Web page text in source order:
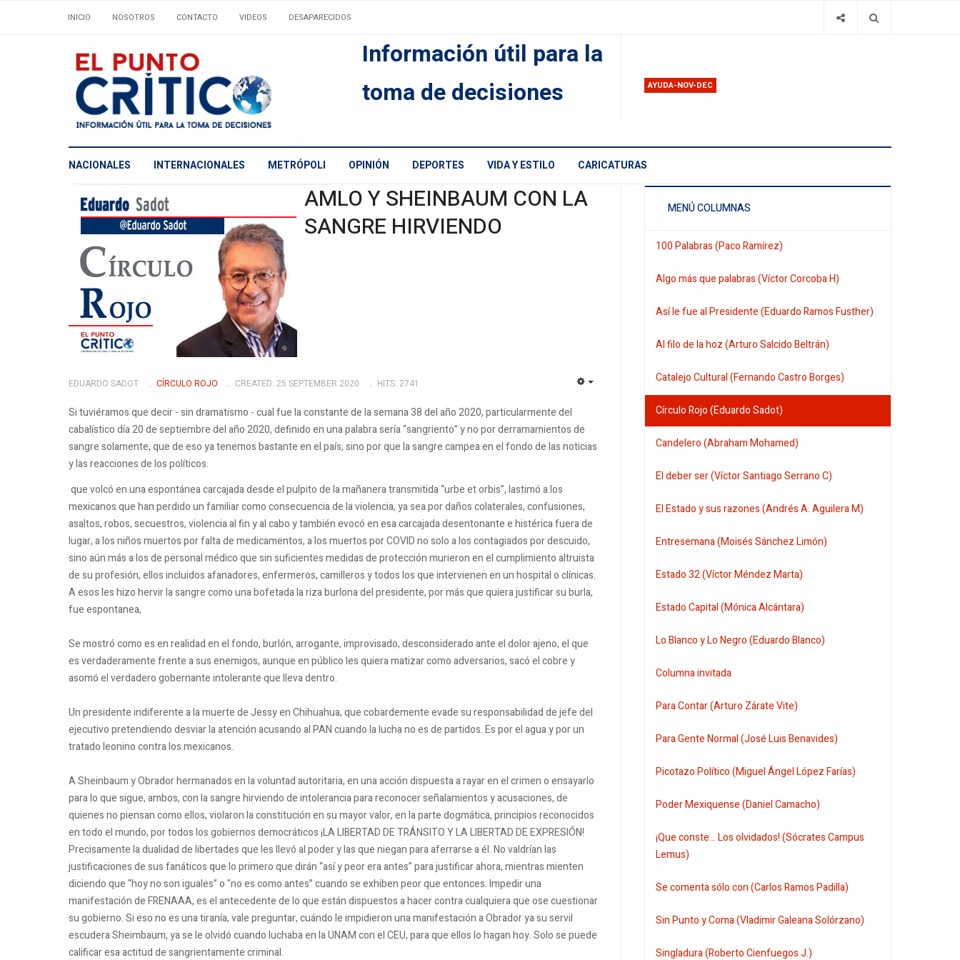
INICIO NOSOTROS CONTACTO VIDEOS DESAPARECIDOS
Información útil para la
toma de decisiones
AYUDA-NOV-DEC
NACIONALES INTERNACIONALES METRÓPOLI OPINIÓN DEPORTES VIDA Y ESTILO CARICATURAS
AMLO Y SHEINBAUM CON LA
SANGRE HIRVIENDO
EDUARDO SADOT CÍRCULO ROJO CREATED: 25 SEPTEMBER 2020 HITS: 2741
Si tuviéramos que decir - sin dramatismo - cual fue la constante de la semana 38 del año 2020, particularmente del
cabalístico día 20 de septiembre del año 2020, definido en una palabra sería “sangriento” y no por derramamientos de
sangre solamente, que de eso ya tenemos bastante en el país, sino por que la sangre campea en el fondo de las noticias
y las reacciones de los políticos.
que volcó en una espontánea carcajada desde el pulpito de la mañanera transmitida “urbe et orbis”, lastimó a los
mexicanos que han perdido un familiar como consecuencia de la violencia, ya sea por daños colaterales, confusiones,
asaltos, robos, secuestros, violencia al fin y al cabo y también evocó en esa carcajada desentonante e histérica fuera de
lugar, a los niños muertos por falta de medicamentos, a los muertos por COVID no solo a los contagiados por descuido,
sino aún más a los de personal médico que sin suficientes medidas de protección murieron en el cumplimiento altruista
de su profesión, ellos incluidos afanadores, enfermeros, camilleros y todos los que intervienen en un hospital o clínicas.
A esos les hizo hervir la sangre como una bofetada la riza burlona del presidente, por más que quiera justificar su burla,
fue espontanea,
Se mostró como es en realidad en el fondo, burlón, arrogante, improvisado, desconsiderado ante el dolor ajeno, el que
es verdaderamente frente a sus enemigos, aunque en público les quiera matizar como adversarios, sacó el cobre y
asomó el verdadero gobernante intolerante que lleva dentro.
Un presidente indiferente a la muerte de Jessy en Chihuahua, que cobardemente evade su responsabilidad de jefe del
ejecutivo pretendiendo desviar la atención acusando al PAN cuando la lucha no es de partidos.Es por el agua y por un
tratado leonino contra los mexicanos.
A Sheinbaum y Obrador hermanados en la voluntad autoritaria, en una acción dispuesta a rayar en el crimen o ensayarlo
para lo que sigue, ambos, con la sangre hirviendo de intolerancia para reconocer señalamientos y acusaciones, de
quienes no piensan como ellos, violaron la constitución en su mayor valor, en la parte dogmática, principios reconocidos
en todo el mundo, por todos los gobiernos democráticos ¡LA LIBERTAD DE TRÁNSITO Y LA LIBERTAD DE EXPRESIÓN!
Precisamente la dualidad de libertades que les llevó al poder y las que niegan para aferrarse a él.No valdrían las
justificaciones de sus fanáticos que lo primero que dirán “así y peor era antes” para justificar ahora, mientras mienten
diciendo que “hoy no son iguales” o "no es como antes” cuando se exhiben peor que entonces. Impedir una
manifestación de FRENAAA,es el antecedente de lo que están dispuestos a hacer contra cualquiera que ose cuestionar
su gobierno.Si eso no es una tiranía, vale preguntar, cuándo le impidieron una manifestación a Obrador ya su servil
escudera Sheimbaum, ya se le olvidó cuando luchaba en la UNAM con el CEU, para que ellos lo hagan hoy.Solo se puede
calificar esa actitud de sangrientamente criminal.
MENÚ COLUMNAS
100 Palabras (Paco Ramírez)
Algo más que palabras (Víctor Corcoba H)
Así le fue al Presidente (Eduardo Ramos Fusther)
Al filo de la hoz (Arturo Salcido Beltrán)
Catalejo Cultural (Fernando Castro Borges)
Círculo Rojo (Eduardo Sadot)
Candelero (Abraham Mohamed)
El deber ser (Víctor Santiago Serrano C)
El Estado y sus razones (Andrés A. Aguilera M)
Entresemana (Moisés Sánchez Limón)
Estado 32 (Víctor Méndez Marta)
Estado Capital (Mónica Alcántara)
Lo Blanco y Lo Negro (Eduardo Blanco)
Columna invitada
Para Contar (Arturo Zárate Vite)
Para Gente Normal (José Luis Benavides)
Picotazo Político (Miguel Ángel López Farías)
Poder Mexiquense (Daniel Camacho)
¡Que conste... Los olvidados! (Sócrates Campus
Lemus)
Se comenta sólo con (Carlos Ramos Padilla)
Sin Punto y Coma (Vladimir Galeana Solórzano)
Singladura (Roberto Cienfuegos J.)